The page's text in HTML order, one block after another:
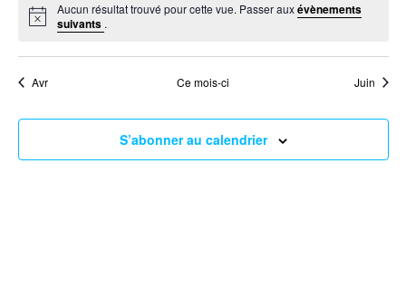
Notice
Aucun résultat trouvé pour cette vue. Passer auxévènements
suivants .
Avr Ce mois-ci Juin
S’abonner au calendrier